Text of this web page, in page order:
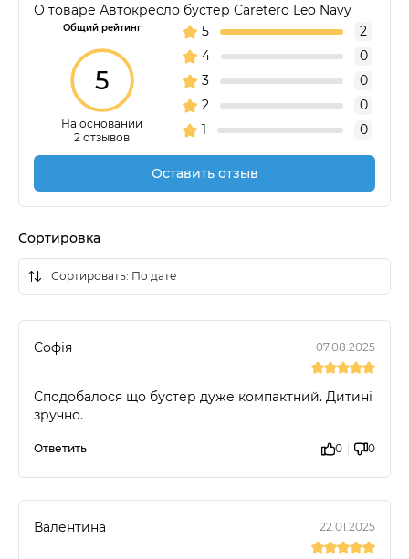
О товаре Автокресло бустер Caretero Leo Navy
Общий рейтинг
5
На основании
2 отзывов
5
2
4
0
3
0
2
0
1
0
Оставить отзыв
Сортировка
Софія 07.08.2025
Сподобалося що бустер дуже компактний. Дитині
зручно.
Ответить 0 0
Валентина 22.01.2025